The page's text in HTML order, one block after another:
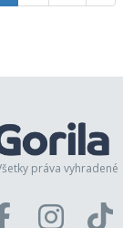
práva vyhradené